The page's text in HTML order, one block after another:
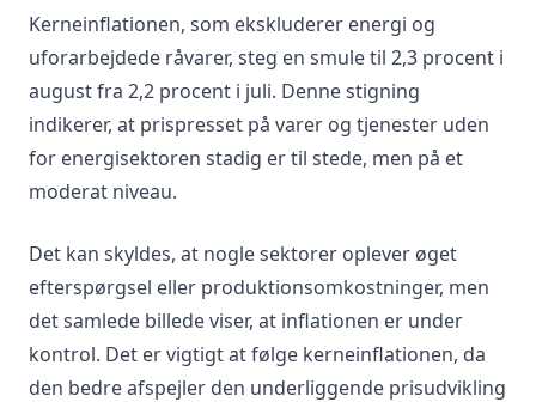
Kerneinflationen, som ekskluderer energi og
uforarbejdede råvarer, steg en smule til 2,3 procent i
august fra 2,2 procent i juli. Denne stigning
indikerer, at prispresset på varer og tjenester uden
for energisektoren stadig er til stede, men på et
moderat niveau.
Det kan skyldes, at nogle sektorer oplever øget
efterspørgsel eller produktionsomkostninger, men
det samlede billede viser, at inflationen er under
kontrol. Det er vigtigt at følge kerneinflationen, da
den bedre afspejler den underliggende prisudvikling